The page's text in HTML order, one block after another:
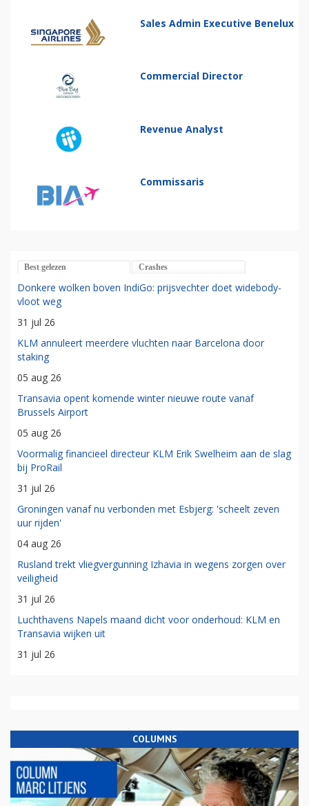
Sales Admin Executive Benelux
Commercial Director
Revenue Analyst
Commissaris
Best gelezen Crashes
Donkere wolken boven IndiGo: prijsvechter doet widebody-
vloot weg
31 jul 26
KLM annuleert meerdere vluchten naar Barcelona door
staking
05 aug 26
Transavia opent komende winter nieuwe route vanaf
Brussels Airport
05 aug 26
Voormalig financieel directeur KLM Erik Swelheim aan de slag
bij ProRail
31 jul 26
Groningen vanaf nu verbonden met Esbjerg: 'scheelt zeven
uur rijden'
04 aug 26
Rusland trekt vliegvergunning Izhavia in wegens zorgen over
veiligheid
31 jul 26
Luchthavens Napels maand dicht voor onderhoud: KLM en
Transavia wijken uit
31 jul 26
COLUMNS